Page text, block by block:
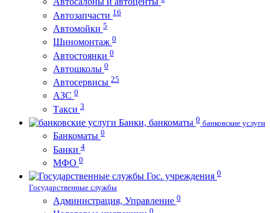
Автозапчасти 16
Автомойки 5
Шиномонтаж 0
Автостоянки 0
Автошколы 0
Автосервисы 25
АЗС 0
Такси 3
Банки, банкоматы 0 банковские услуги
Банкоматы 0
Банки 4
МФО 0
Гос. учреждения 0
Государственные службы
Администрация, Управление 0
0